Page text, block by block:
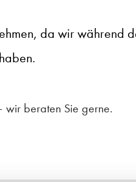
da wir während
wir beraten Sie gerne.